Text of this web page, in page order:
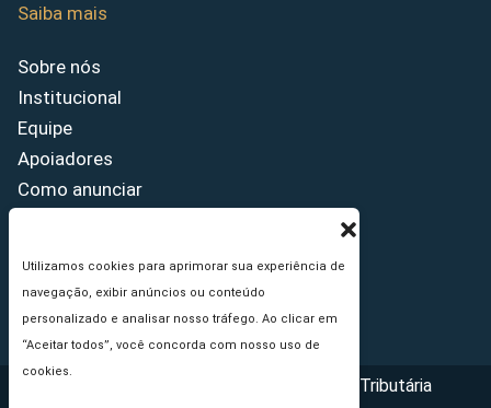
Utilizamos cookies para aprimorar sua experiência de
navegação, exibir anúncios ou conteúdo
personalizado e analisar nosso tráfego. Ao clicar em
“Aceitar todos”, você concorda com nosso uso de
cookies.
Saiba mais
Sobre nós
Institucional
Equipe
Apoiadores
Como anunciar
Princípios Editoriais
Copyright © 2026 - Portal da Reforma Tributária